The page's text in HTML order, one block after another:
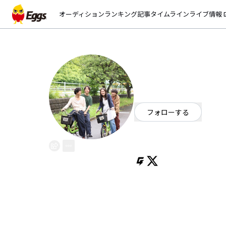
オーディションランキング記事タイムラインライブ情報
フォローする